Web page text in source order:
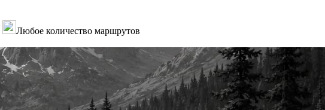
Любое количество маршрутов